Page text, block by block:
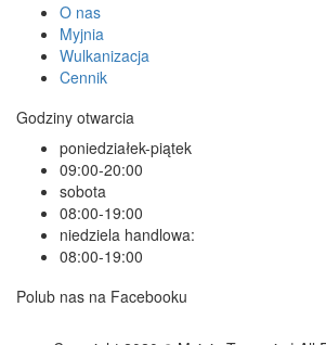
O nas
Myjnia
Wulkanizacja
Cennik
Godziny otwarcia
poniedziałek-piątek
09:00-20:00
sobota
08:00-19:00
niedziela handlowa:
08:00-19:00
Polub nas na Facebooku